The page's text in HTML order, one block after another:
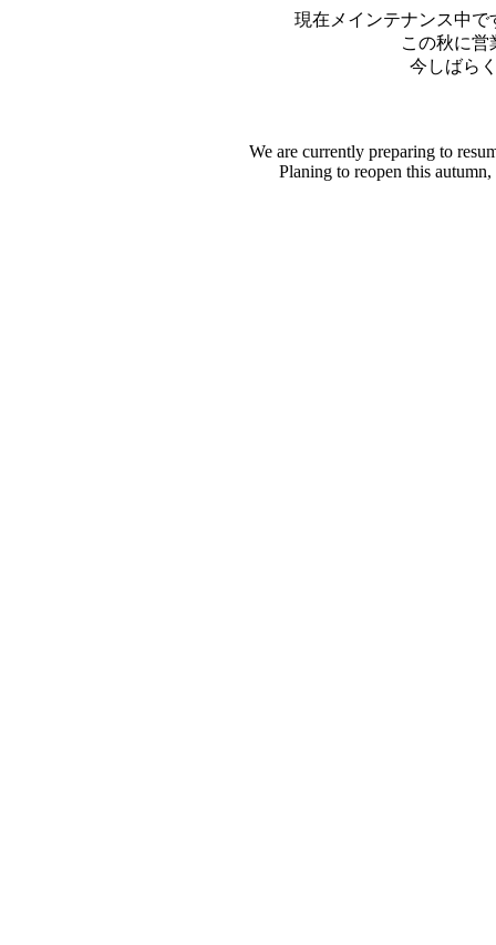
現在メインテナンス中
この秋に営
今しばら
We are currently preparing to
Planing to reopen this